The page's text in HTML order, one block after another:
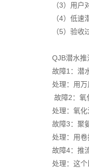
（3）用
（4）低
（5）验
QJB潜水
故障1：潜
处理：用
故障2：氧
处理：氧
故障3：聚
处理：用
故障4：推
处理：这